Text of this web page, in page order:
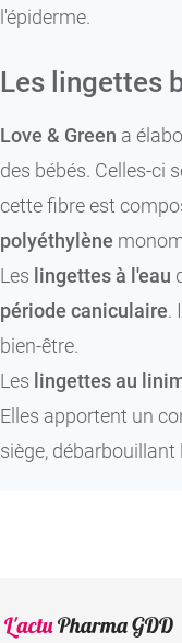
l'épiderme.
Les lingettes
Love & Green a
des bébés. Celles-ci
cette fibre est
polyéthylène
Les lingettes à l'eau
période caniculaire.
bien-être.
Les lingettes au
Elles apportent un
siège,